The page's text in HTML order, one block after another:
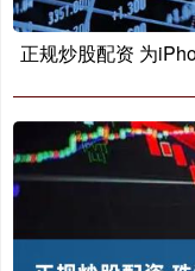
正规炒股配资 为